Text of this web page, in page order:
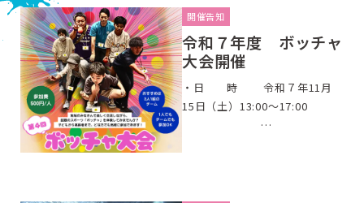
開催告知
令和７年度 ボッチャ
大会開催
・日 時 令和７年11月
15日（土）13:00～17:00
…